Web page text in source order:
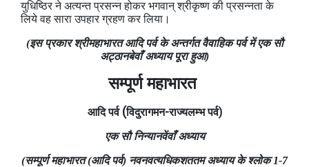
युधिष्ठिर ने अत्‍यन्‍त प्रसन्‍न होकर भगवान् श्रीकृष्‍ण की प्रसन्‍नता के
लिये वह सारा उपहार ग्रहण कर लिया।
(इस प्रकार श्रीमहाभारत आदि पर्व के अन्‍तर्गत वैवाहिक पर्व में एक सौ
अट्ठानबेवाँ अध्‍याय पूरा हुआ)
सम्पूर्ण महाभारत
आदि पर्व (विदुरागमन-राज्‍यलम्‍भपर्व)
एक सौ निन्यानवेंवाँअध्याय
(सम्पूर्ण महाभारत (आदि पर्व) नवनवत्‍यधिकशततम अध्‍याय के श्लोक 1-7